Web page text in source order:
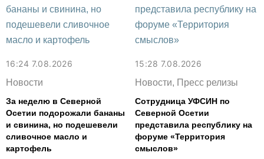
16:24 7.08.2026
Новости
За неделю в Северной
Осетии подорожали бананы
и свинина, но подешевели
сливочное масло и
картофель
15:28 7.08.2026
Новости, Пресс релизы
Сотрудница УФСИН по
Северной Осетии
представила республику на
форуме «Территория
смыслов»